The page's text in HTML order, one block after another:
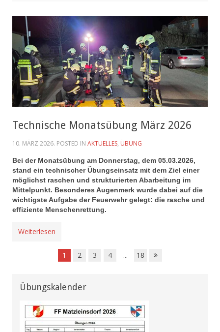
Technische Monatsübung März 2026
10. MÄRZ 2026. POSTED IN AKTUELLES, ÜBUNG
Bei der Monatsübung am Donnerstag, dem 05.03.2026,
stand ein technischer Übungseinsatz mit dem Ziel einer
möglichst raschen und strukturierten Abarbeitung im
Mittelpunkt. Besonderes Augenmerk wurde dabei auf die
wichtigste Aufgabe der Feuerwehr gelegt: die rasche und
effiziente Menschenrettung.
Weiterlesen
1 2 3 4 ... 18
Übungskalender